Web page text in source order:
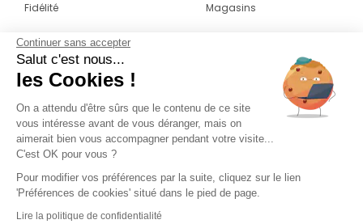
Fidélité
Magasins
CONTACT
04 42 20 78 42
Du lundi au jeudi de 8h30 à 16h30 & le
vendredi de 8h30 à 15h30
Continuer sans accepter
Salut c'est nous...
les Cookies !
On a attendu d'être sûrs que le contenu de ce site
vous intéresse avant de vous déranger, mais on
aimerait bien vous accompagner pendant votre visite...
C'est OK pour vous ?
Pour modifier vos préférences par la suite, cliquez sur le lien
'Préférences de cookies' situé dans le pied de page.
Lire la politique de confidentialité